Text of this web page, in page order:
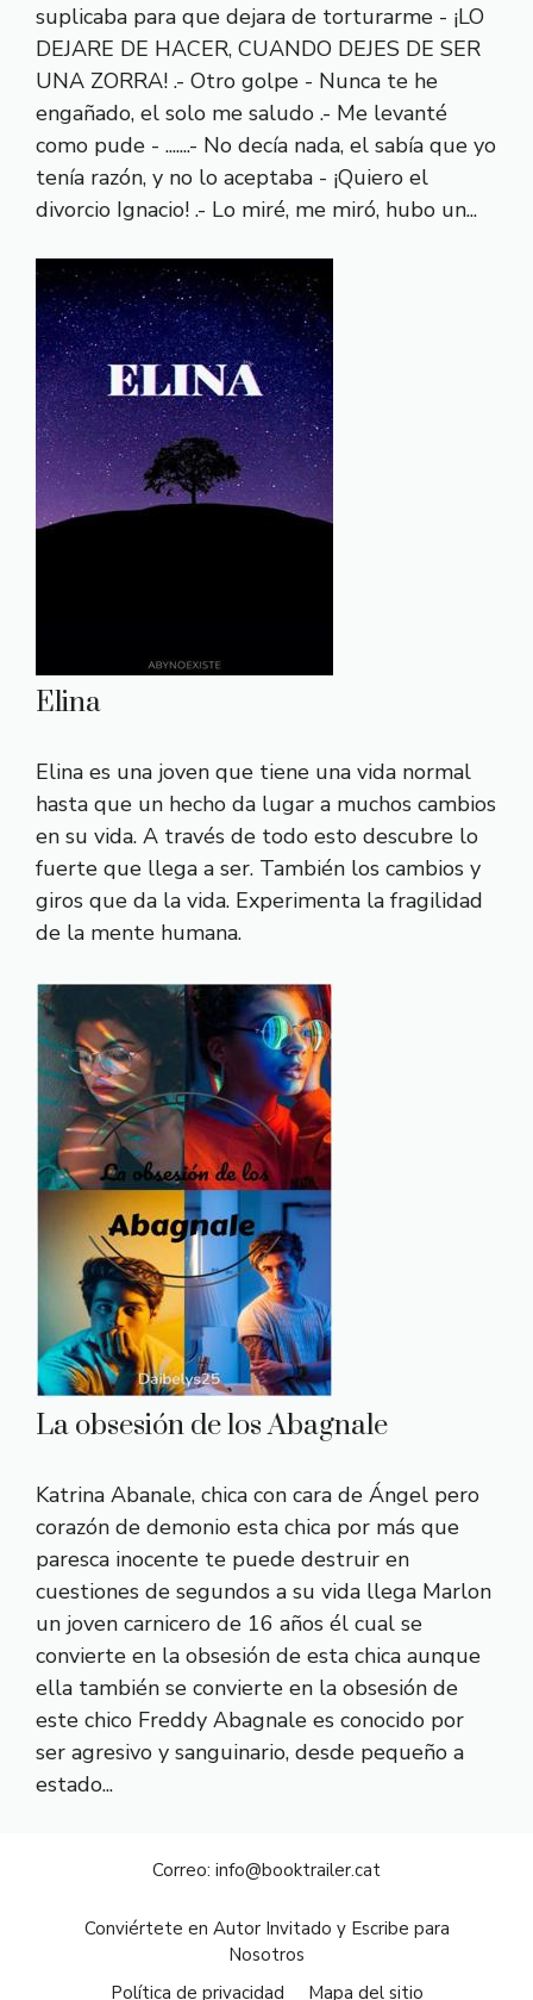
suplicaba para que dejara de torturarme - ¡LO
DEJARE DE HACER, CUANDO DEJES DE SER
UNA ZORRA! .- Otro golpe - Nunca te he
engañado, el solo me saludo .- Me levanté
como pude - .......- No decía nada, el sabía que yo
tenía razón, y no lo aceptaba - ¡Quiero el
divorcio Ignacio! .- Lo miré, me miró, hubo un...
Elina
Elina es una joven que tiene una vida normal
hasta que un hecho da lugar a muchos cambios
en su vida. A través de todo esto descubre lo
fuerte que llega a ser. También los cambios y
giros que da la vida. Experimenta la fragilidad
de la mente humana.
La obsesión de los Abagnale
Katrina Abanale, chica con cara de Ángel pero
corazón de demonio esta chica por más que
paresca inocente te puede destruir en
cuestiones de segundos a su vida llega Marlon
un joven carnicero de 16 años él cual se
convierte en la obsesión de esta chica aunque
ella también se convierte en la obsesión de
este chico Freddy Abagnale es conocido por
ser agresivo y sanguinario, desde pequeño a
estado...
Correo: info@booktrailer.cat
Conviértete en Autor Invitado y Escribe para
Nosotros
Política de privacidad
Mapa del sitio